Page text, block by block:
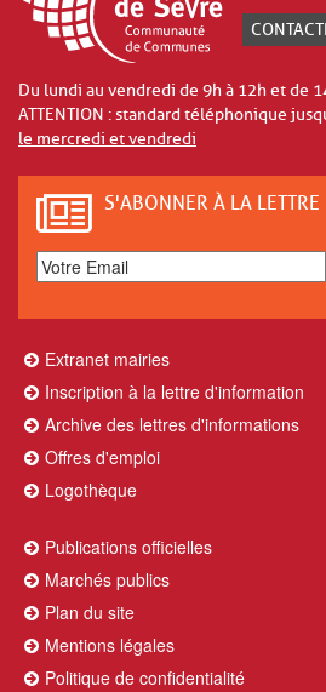
Du lundi au vendredi de 9h à 12h et de
ATTENTION : standard téléphonique
le mercredi et vendredi
S'ABONNER À LA
Extranet mairies
Inscription à la lettre d'information
Archive des lettres d'informations
Offres d'emploi
Logothèque
Publications officielles
Marchés publics
Plan du site
Mentions légales
Politique de confidentialité